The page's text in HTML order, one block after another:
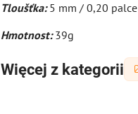
Tloušťka: 5 mm / 0,20 palce
Hmotnost:39g
Więcej z kategorii